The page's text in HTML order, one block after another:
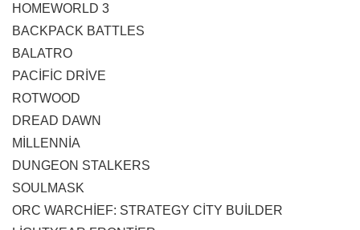
HOMEWORLD 3
BACKPACK BATTLES
BALATRO
PACİFİC DRİVE
ROTWOOD
DREAD DAWN
MİLLENNİA
DUNGEON STALKERS
SOULMASK
ORC WARCHİEF: STRATEGY CİTY BUİLDER